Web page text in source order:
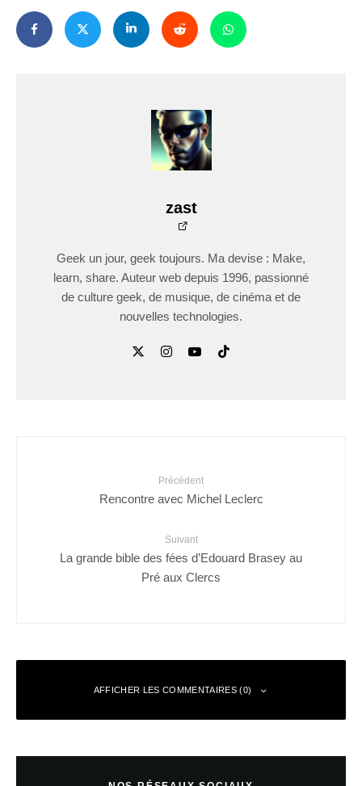
zast
Geek un jour, geek toujours. Ma devise : Make,
learn, share. Auteur web depuis 1996, passionné
de culture geek, de musique, de cinéma et de
nouvelles technologies.
Précédent
Rencontre avec Michel Leclerc
Suivant
La grande bible des fées d’Edouard Brasey au
Pré aux Clercs
AFFICHER LES COMMENTAIRES (0)